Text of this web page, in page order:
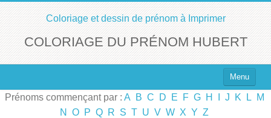
Coloriage et dessin de prénom à Imprimer
COLORIAGE DU PRÉNOM HUBERT
Menu
Top 100 des Prénoms
Prénoms commençant par : A B C D E F G H J K L
M
N
O P Q R S T U V W X Y Z